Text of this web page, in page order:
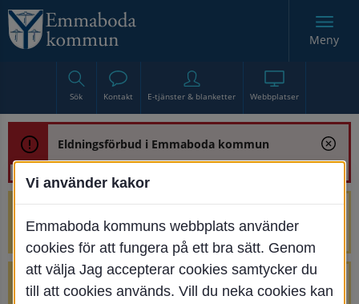
Sök Kontakt E-tjänster & blanketter Webbplatser
Meny
Eldningsförbud i Emmaboda kommun
renoveringen av Bjurbäcksbron
Tillfälliga avstängningar på Centrumtorget
Vi använder kakor
Emmaboda kommuns webbplats använder
cookies för att fungera på ett bra sätt. Genom
att välja Jag accepterar cookies samtycker du
till att cookies används. Vill du neka cookies kan